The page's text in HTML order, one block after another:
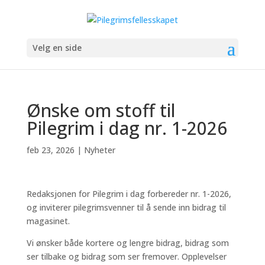
Velg en side
Ønske om stoff til
Pilegrim i dag nr. 1-2026
feb 23, 2026 | Nyheter
Redaksjonen for Pilegrim i dag forbereder nr. 1-2026,
og inviterer pilegrimsvenner til å sende inn bidrag til
magasinet.
Vi ønsker både kortere og lengre bidrag, bidrag som
ser tilbake og bidrag som ser fremover. Opplevelser